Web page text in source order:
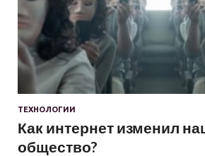
ТЕХНОЛОГИИ
Как интернет изменил
общество?